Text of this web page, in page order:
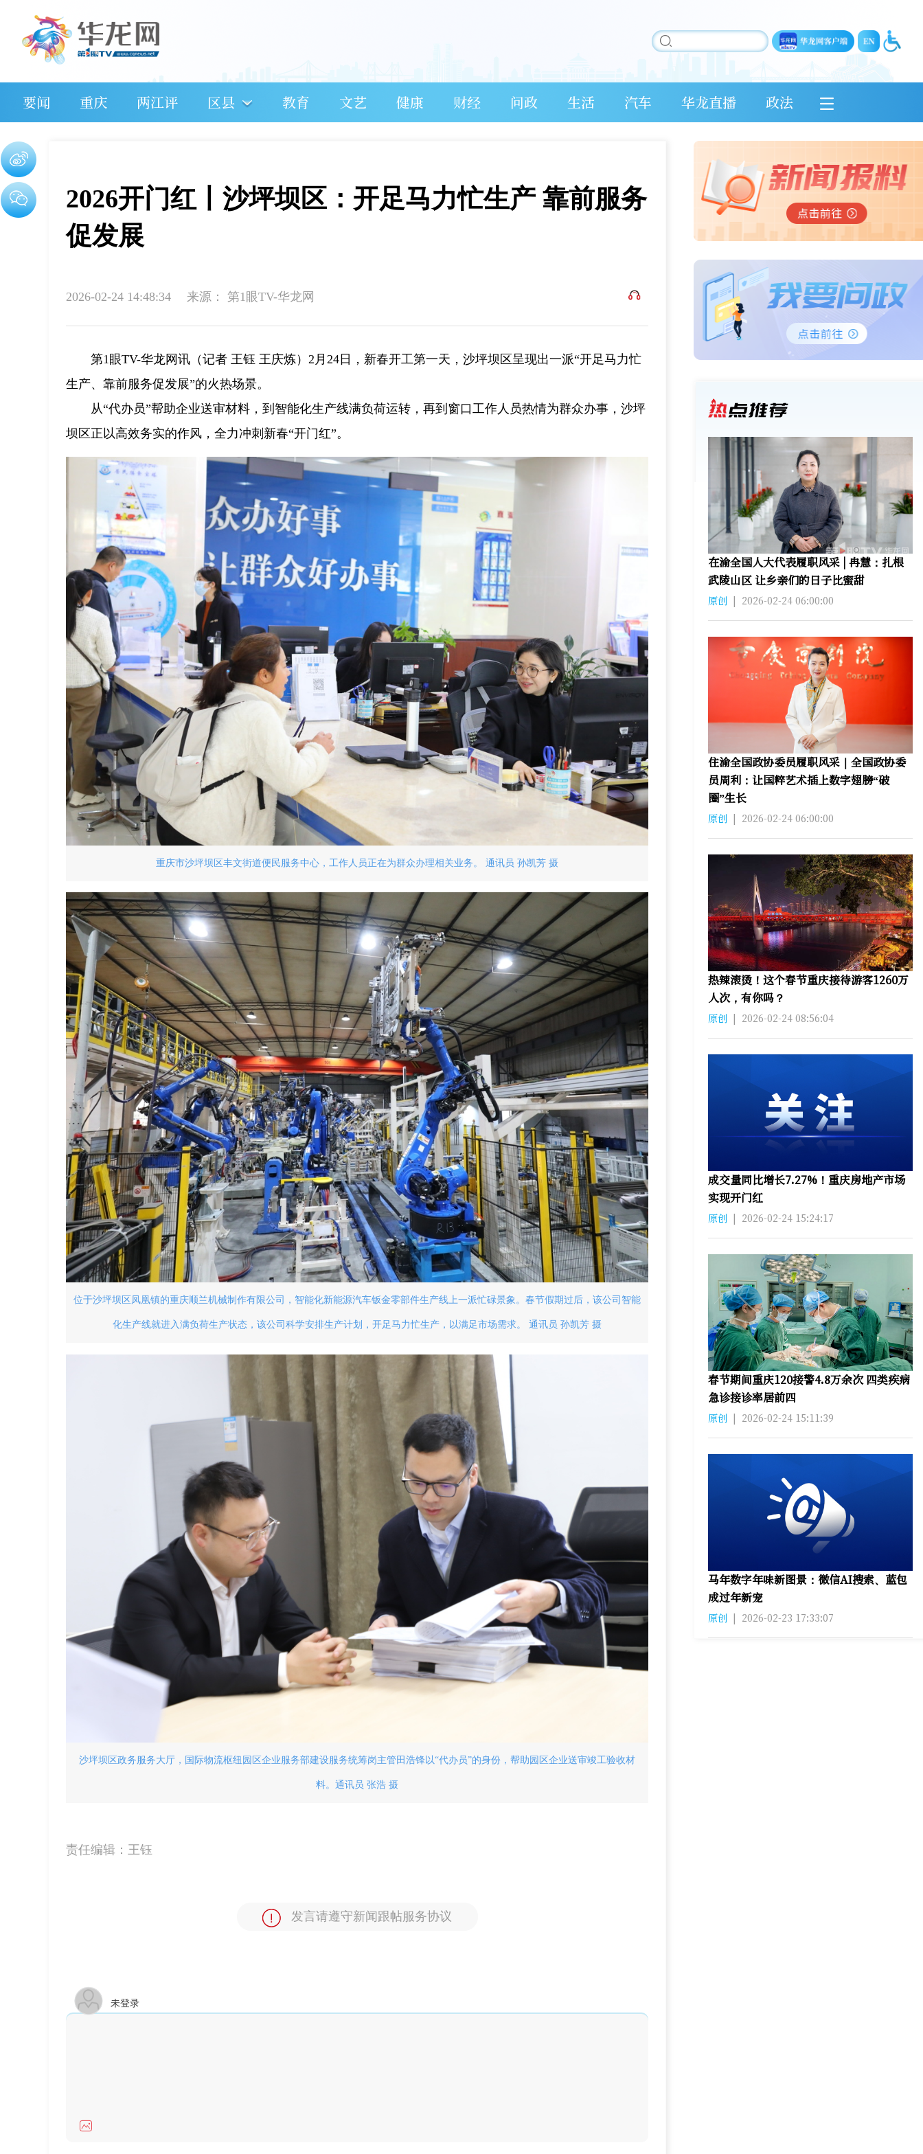
要闻 重庆 两江评 区县 教育 文艺 健康 财经 问政 生活 汽车 华龙直播 政法
2026开门红丨沙坪坝区：开足马力忙生产 靠前服务
促发展
2026-02-24 14:48:34 来源： 第1眼TV-华龙网
第1眼TV-华龙网讯（记者 王钰 王庆炼）2月24日，新春开工第一天，沙坪坝区呈现出一派“开足马力忙
生产、靠前服务促发展”的火热场景。
从“代办员”帮助企业送审材料，到智能化生产线满负荷运转，再到窗口工作人员热情为群众办事，沙坪
坝区正以高效务实的作风，全力冲刺新春“开门红”。
重庆市沙坪坝区丰文街道便民服务中心，工作人员正在为群众办理相关业务。 通讯员 孙凯芳 摄
位于沙坪坝区凤凰镇的重庆顺兰机械制作有限公司，智能化新能源汽车钣金零部件生产线上一派忙碌景象。春节假期过后，该公司智能
化生产线就进入满负荷生产状态，该公司科学安排生产计划，开足马力忙生产，以满足市场需求。 通讯员 孙凯芳 摄
沙坪坝区政务服务大厅，国际物流枢纽园区企业服务部建设服务统筹岗主管田浩锋以“代办员”的身份，帮助园区企业送审竣工验收材
料。通讯员 张浩 摄
责任编辑： 王钰
发言请遵守新闻跟帖服务协议
未登录
在渝全国人大代表履职风采 | 冉慧：扎根
武陵山区 让乡亲们的日子比蜜甜
原创 | 2026-02-24 06:00:00
住渝全国政协委员履职风采｜全国政协委
员周利：让国粹艺术插上数字翅膀“破
圈”生长
原创 | 2026-02-24 06:00:00
热辣滚烫！这个春节重庆接待游客1260万
人次，有你吗？
原创 | 2026-02-24 08:56:04
成交量同比增长7.27%！重庆房地产市场
实现开门红
原创 | 2026-02-24 15:24:17
春节期间重庆120接警4.8万余次 四类疾病
急诊接诊率居前四
原创 | 2026-02-24 15:11:39
马年数字年味新图景：微信AI搜索、蓝包
成过年新宠
原创 | 2026-02-23 17:33:07